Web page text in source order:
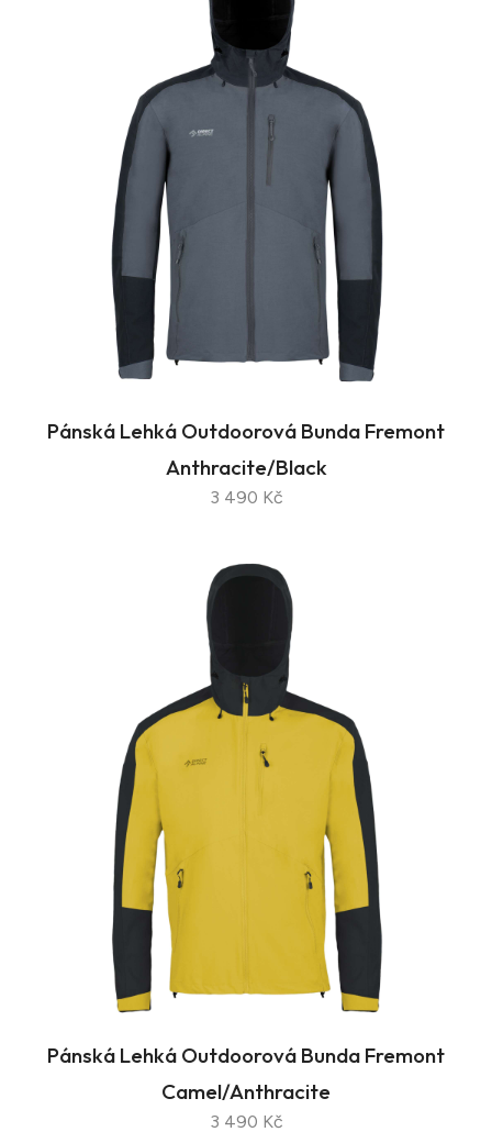
Pánská Lehká Outdoorová Bunda Fremont
Anthracite/Black
3 490 Kč
Pánská Lehká Outdoorová Bunda Fremont
Camel/Anthracite
3 490 Kč